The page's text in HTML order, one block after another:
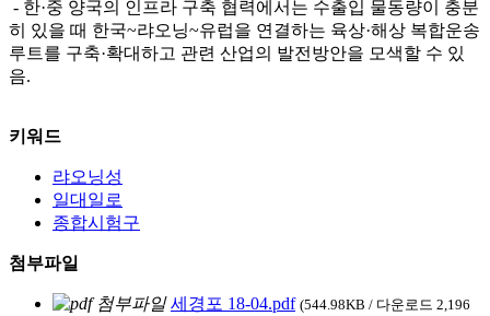
- 한·중 양국의 인프라 구축 협력에서는 수출입 물동량이 충분
히 있을 때 한국~랴오닝~유럽을 연결하는 육상·해상 복합운송
루트를 구축·확대하고 관련 산업의 발전방안을 모색할 수 있
음.
키워드
랴오닝성
일대일로
종합시험구
첨부파일
세경포 18-04.pdf (544.98KB / 다운로드 2,196